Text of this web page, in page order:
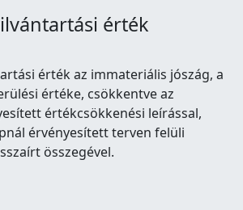
érték
érték az immateriális jószág, a
értéke, csökkentve az
értékcsökkenési leírással,
érvényesített terven felüli
összegével.